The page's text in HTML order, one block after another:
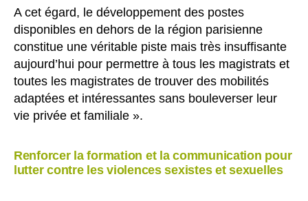
A cet égard, le développement des postes
disponibles en dehors de la région parisienne
constitue une véritable piste mais très insuffisante
aujourd’hui pour permettre à tous les magistrats et
toutes les magistrates de trouver des mobilités
adaptées et intéressantes sans bouleverser leur
vie privée et familiale ».
Renforcer la formation et la communication pour
lutter contre les violences sexistes et sexuelles